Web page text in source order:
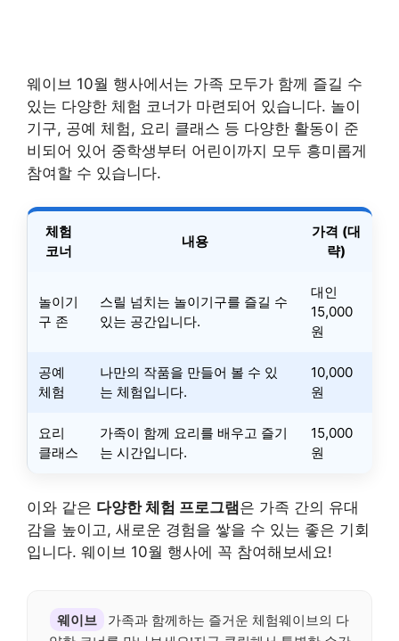
웨이브 10월 행사에서는 가족 모두가 함께 즐길 수
있는 다양한 체험 코너가 마련되어 있습니다. 놀이
기구, 공예 체험, 요리 클래스 등 다양한 활동이 준
비되어 있어 중학생부터 어린이까지 모두 흥미롭게
참여할 수 있습니다.
체험
코너
내용
가격 (대
략)
놀이기
구 존
스릴 넘치는 놀이기구를 즐길 수
있는 공간입니다.
대인
15,000
원
공예
체험
나만의 작품을 만들어 볼 수 있
는 체험입니다.
10,000
원
요리
클래스
가족이 함께 요리를 배우고 즐기
는 시간입니다.
15,000
원
이와 같은 다양한 체험 프로그램은 가족 간의 유대
감을 높이고, 새로운 경험을 쌓을 수 있는 좋은 기회
입니다. 웨이브 10월 행사에 꼭 참여해보세요!
웨이브
가족과 함께하는 즐거운 체험웨이브의 다